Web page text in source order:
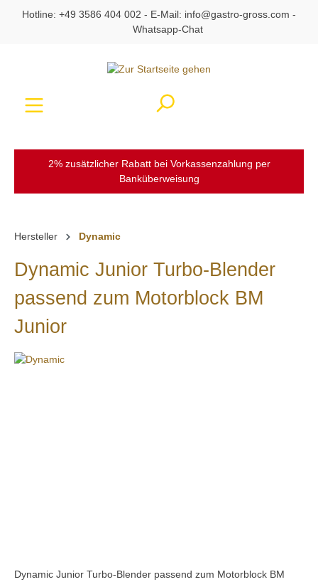
springen
Hotline: +49 3586 404 002 - E-Mail: info@gastro-gross.com -
Whatsapp-Chat
2% zusätzlicher Rabatt bei Vorkassenzahlung per
Banküberweisung
Hersteller Dynamic
Dynamic Junior Turbo-Blender
passend zum Motorblock BM
Junior
Dynamic Junior Turbo-Blender passend zum Motorblock BM